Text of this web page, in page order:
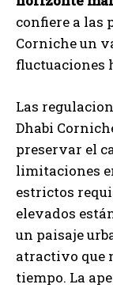
confiere a las
Corniche un
fluctuaciones
Las
Dhabi
preservar el
limitaciones
estrictos
elevados
un paisaje
atractivo que
tiempo. La